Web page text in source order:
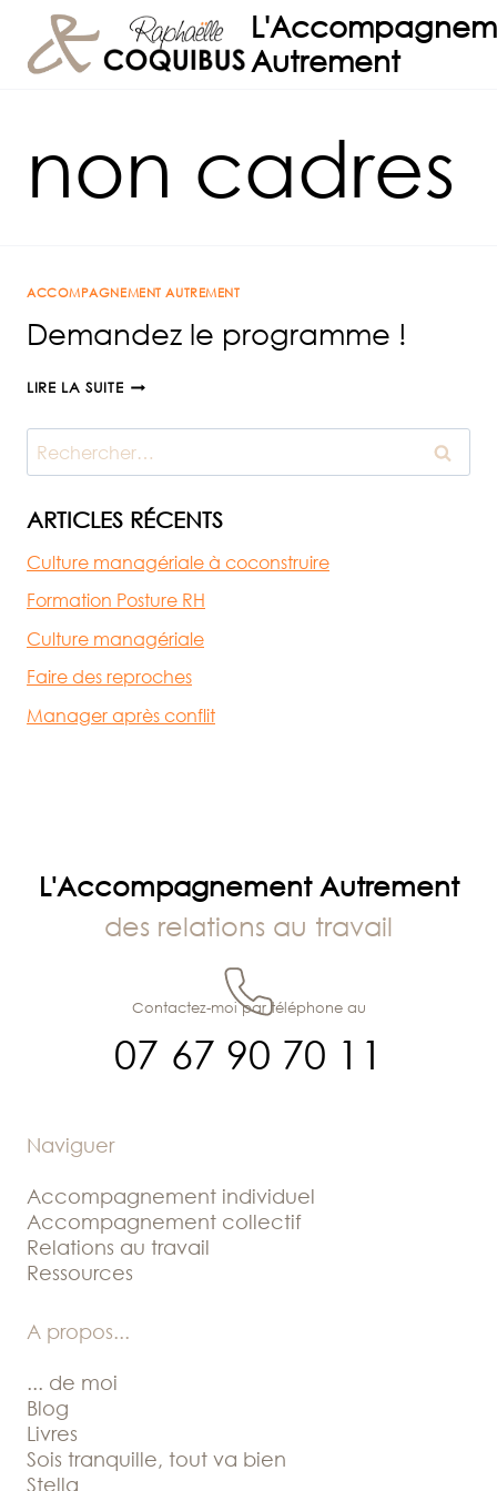
contenu
Autrement
non cadres
ACCOMPAGNEMENT AUTREMENT
Demandez le programme !
LIRE LA SUITEDEMANDEZ
PROGRAMME
!
Rechercher :
ARTICLES RÉCENTS
Culture managériale à coconstruire
Formation Posture RH
Culture managériale
Faire des reproches
Manager après conflit
L'Accompagnement Autrement
des relations au travail
07 67 90 70 11
Contactez-moi par téléphone au
Naviguer
Accompagnement individuel
Accompagnement collectif
Relations au travail
Ressources
A propos...
... de moi
Blog
Livres
Sois tranquille, tout va bien
Stella